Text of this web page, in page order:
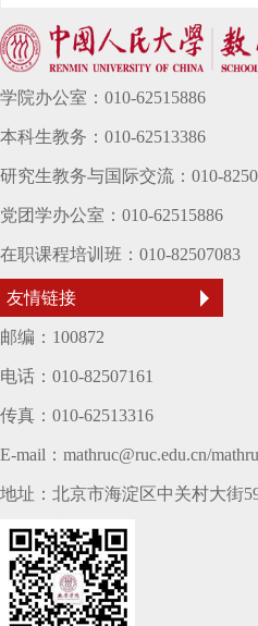
学院办公室：010-62515886
本科生教务：010-62513386
研究生教务与国际交流：010-
党团学办公室：010-62515886
在职课程培训班：010-82507083
友情链接
邮编：100872
电话：010-82507161
传真：010-62513316
E-mail：mathruc@ruc.edu.cn/
地址：北京市海淀区中关村大街